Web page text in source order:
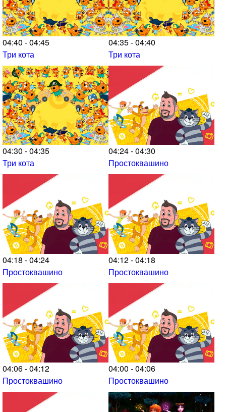
04:40 - 04:45
Три кота
04:35 - 04:40
Три кота
04:30 - 04:35
Три кота
04:24 - 04:30
Простоквашино
04:18 - 04:24
Простоквашино
04:12 - 04:18
Простоквашино
04:06 - 04:12
Простоквашино
04:00 - 04:06
Простоквашино